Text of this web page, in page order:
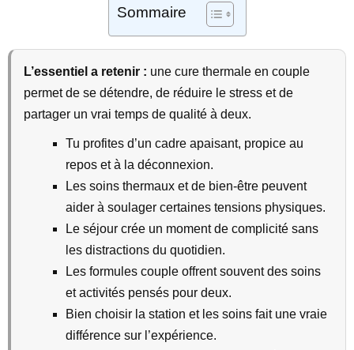
Sommaire
L’essentiel a retenir : une cure thermale en couple
permet de se détendre, de réduire le stress et de
partager un vrai temps de qualité à deux.
Tu profites d’un cadre apaisant, propice au
repos et à la déconnexion.
Les soins thermaux et de bien-être peuvent
aider à soulager certaines tensions physiques.
Le séjour crée un moment de complicité sans
les distractions du quotidien.
Les formules couple offrent souvent des soins
et activités pensés pour deux.
Bien choisir la station et les soins fait une vraie
différence sur l’expérience.